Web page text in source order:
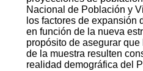
Nacional de Población y
los factores de expansión
en función de la nueva
propósito de asegurar
de la muestra resulten
realidad demográfica del